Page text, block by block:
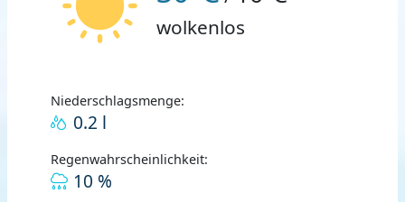
wolkenlos
Niederschlagsmenge:
0.2 l
Regenwahrscheinlichkeit:
10 %